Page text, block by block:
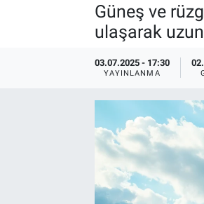
Güneş ve
ulaşarak
03.07.2025 - 17:30
YAYINLANMA
Depolama Çözümleri
İnşaat ve Malzeme
Enerjisini Üreten Fabrikalar
Endüstri 4.0 Uygulamaları